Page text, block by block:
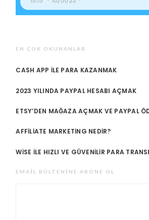
EN ÇOK OKUNANLAR
CASH APP ILE PARA KAZANMAK
2023 YILINDA PAYPAL HESABI AÇMAK
ETSY’DEN MAĞAZA AÇMAK VE PAYPAL
AFFILIATE MARKETING NEDIR?
WISE ILE HIZLI VE GÜVENILIR PARA
EMAIL BÜLTENINE ABONE OL